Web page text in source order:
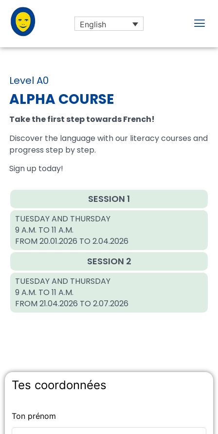
English
Level A0
ALPHA COURSE
Take the first step towards French!
Discover the language with our literacy courses and
progress step by step.
Sign up today!
SESSION 1
TUESDAY AND THURSDAY
9 A.M. TO 11 A.M.
FROM 20.01.2026 TO 2.04.2026
SESSION 2
TUESDAY AND THURSDAY
9 A.M. TO 11 A.M.
FROM 21.04.2026 TO 2.07.2026
Tes coordonnées
Ton prénom